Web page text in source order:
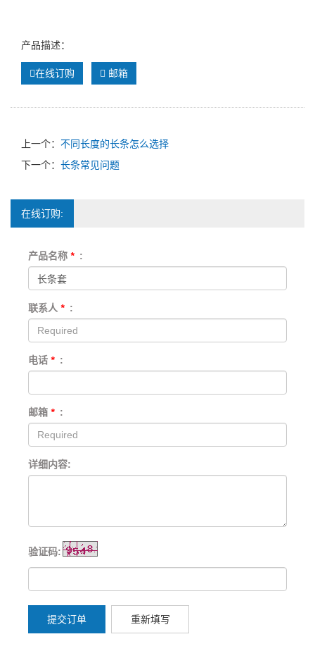
产品描述：
在线订购 邮箱
上一个： 不同长度的长条怎么选择
下一个： 长条常见问题
在线订购:
产品名称 * :
联系人 * :
电话 * :
邮箱 * :
详细内容:
验证码:
提交订单 重新填写